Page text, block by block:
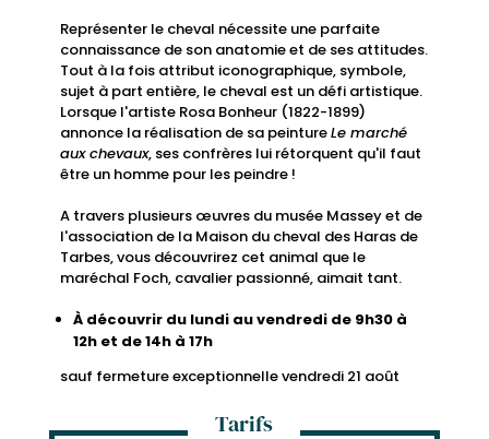
Représenter le cheval nécessite une parfaite
connaissance de son anatomie et de ses attitudes.
Tout à la fois attribut iconographique, symbole,
sujet à part entière, le cheval est un défi artistique.
Lorsque l'artiste Rosa Bonheur (1822-1899)
annonce la réalisation de sa peintureLe marché
aux chevaux, ses confrères lui rétorquent qu'il faut
être un homme pour les peindre !
A travers plusieurs œuvres du musée Massey et de
l'association de la Maison du cheval des Haras de
Tarbes, vous découvrirez cet animal que le
maréchal Foch, cavalier passionné, aimait tant.
À découvrir du lundi au vendredi de 9h30 à
12h et de 14h à 17h
sauf fermeture exceptionnelle vendredi 21 août
Tarifs